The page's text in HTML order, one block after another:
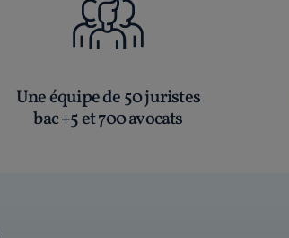
Une équipe de 50 juristes
bac +5 et 700 avocats